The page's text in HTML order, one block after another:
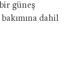
güneş
dahil